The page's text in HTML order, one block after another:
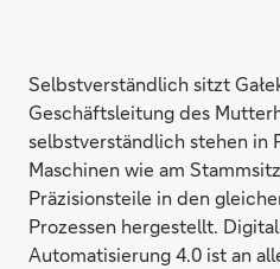
Selbstverständlich sitzt
Geschäftsleitung des
selbstverständlich stehen in
Maschinen wie am
Präzisionsteile in den
Prozessen hergestellt.
Automatisierung 4.0 ist an